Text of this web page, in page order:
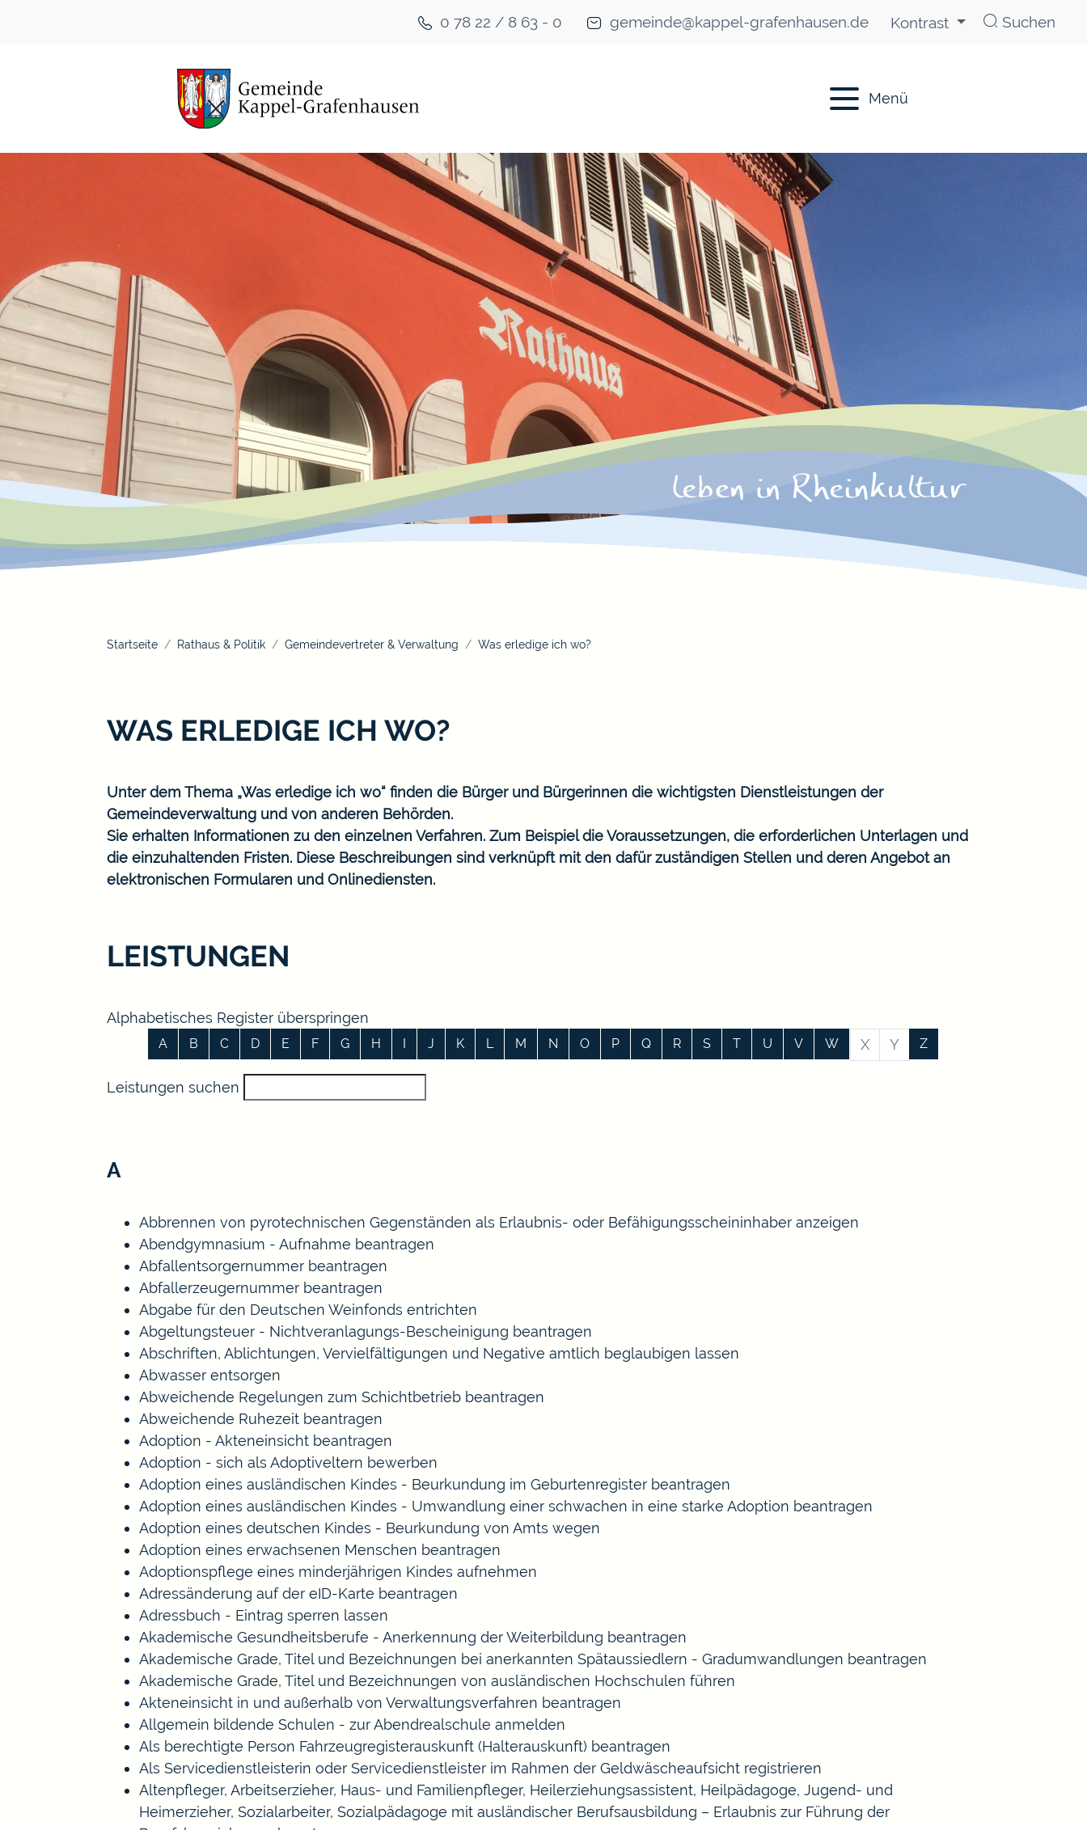
0 78 22 / 8 63 - 0 gemeinde@kappel-grafenhausen.de Kontrast Suchen
Menü
Startseite Rathaus & Politik Gemeindevertreter & Verwaltung Was erledige ich wo?
WAS ERLEDIGE ICH WO?
Unter dem Thema „Was erledige ich wo“ finden die Bürger und Bürgerinnen die wichtigsten Dienstleistungen der
Gemeindeverwaltung und von anderen Behörden.
Sie erhalten Informationen zu den einzelnen Verfahren. Zum Beispiel die Voraussetzungen, die erforderlichen Unterlagen und
die einzuhaltenden Fristen. Diese Beschreibungen sind verknüpft mit den dafür zuständigen Stellen und deren Angebot an
elektronischen Formularen und Onlinediensten.
LEISTUNGEN
Alphabetisches Register überspringen
A B C D E F G H I J K L M N O P Q R S T U V W X Y Z
Leistungen suchen
A
Abbrennen von pyrotechnischen Gegenständen als Erlaubnis- oder Befähigungsscheininhaber anzeigen
Abendgymnasium - Aufnahme beantragen
Abfallentsorgernummer beantragen
Abfallerzeugernummer beantragen
Abgabe für den Deutschen Weinfonds entrichten
Abgeltungsteuer - Nichtveranlagungs-Bescheinigung beantragen
Abschriften, Ablichtungen, Vervielfältigungen und Negative amtlich beglaubigen lassen
Abwasser entsorgen
Abweichende Regelungen zum Schichtbetrieb beantragen
Abweichende Ruhezeit beantragen
Adoption - Akteneinsicht beantragen
Adoption - sich als Adoptiveltern bewerben
Adoption eines ausländischen Kindes - Beurkundung im Geburtenregister beantragen
Adoption eines ausländischen Kindes - Umwandlung einer schwachen in eine starke Adoption beantragen
Adoption eines deutschen Kindes - Beurkundung von Amts wegen
Adoption eines erwachsenen Menschen beantragen
Adoptionspflege eines minderjährigen Kindes aufnehmen
Adressänderung auf der eID-Karte beantragen
Adressbuch - Eintrag sperren lassen
Akademische Gesundheitsberufe - Anerkennung der Weiterbildung beantragen
Akademische Grade, Titel und Bezeichnungen bei anerkannten Spätaussiedlern - Gradumwandlungen beantragen
Akademische Grade, Titel und Bezeichnungen von ausländischen Hochschulen führen
Akteneinsicht in und außerhalb von Verwaltungsverfahren beantragen
Allgemein bildende Schulen - zur Abendrealschule anmelden
Als berechtigte Person Fahrzeugregisterauskunft (Halterauskunft) beantragen
Als Servicedienstleisterin oder Servicedienstleister im Rahmen der Geldwäscheaufsicht registrieren
Altenpfleger, Arbeitserzieher, Haus- und Familienpfleger, Heilerziehungsassistent, Heilpädagoge, Jugend- und
Heimerzieher, Sozialarbeiter, Sozialpädagoge mit ausländischer Berufsausbildung – Erlaubnis zur Führung der